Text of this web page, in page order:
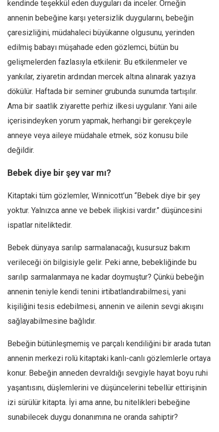
kendinde teşekkül eden duyguları da inceler. Örneğin
annenin bebeğine karşı yetersizlik duygularını, bebeğin
çaresizliğini, müdahaleci büyükanne olgusunu, yerinden
edilmiş babayı müşahade eden gözlemci, bütün bu
gelişmelerden fazlasıyla etkilenir. Bu etkilenmeler ve
yankılar, ziyaretin ardından mercek altına alınarak yazıya
dökülür. Haftada bir seminer grubunda sunumda tartışılır.
Ama bir saatlik ziyarette perhiz ilkesi uygulanır. Yani aile
içerisindeyken yorum yapmak, herhangi bir gerekçeyle
anneye veya aileye müdahale etmek, söz konusu bile
değildir.
Bebek diye bir şey var mı?
Kitaptaki tüm gözlemler, Winnicott’un “Bebek diye bir şey
yoktur. Yalnızca anne ve bebek ilişkisi vardır.” düşüncesini
ispatlar niteliktedir.
Bebek dünyaya sarılıp sarmalanacağı, kusursuz bakım
verileceği ön bilgisiyle gelir. Peki anne, bebekliğinde bu
sarılıp sarmalanmaya ne kadar doymuştur? Çünkü bebeğin
annenin teniyle kendi tenini irtibatlandırabilmesi, yani
kişiliğini tesis edebilmesi, annenin ve ailenin sevgi akışını
sağlayabilmesine bağlıdır.
Bebeğin bütünleşmemiş ve parçalı kendiliğini bir arada tutan
annenin merkezi rolü kitaptaki kanlı-canlı gözlemlerle ortaya
konur. Bebeğin anneden devraldığı sevgiyle hayat boyu ruhi
yaşantısını, düşlemlerini ve düşüncelerini tebellür ettirişinin
izi sürülür kitapta. İyi ama anne, bu nitelikleri bebeğine
sunabilecek duygu donanımına ne oranda sahiptir?